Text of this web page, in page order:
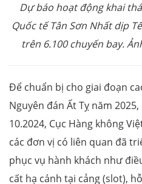
Dự báo hoạt động khai
Quốc tế Tân Sơn Nhất dịp
trên 6.100 chuyến bay.
Để chuẩn bị cho giai đoạn
Nguyên đán Ất Tỵ năm
10.2024, Cục Hàng không
các đơn vị có liên quan đã
phục vụ hành khách như
cất hạ cánh tại cảng (slot),